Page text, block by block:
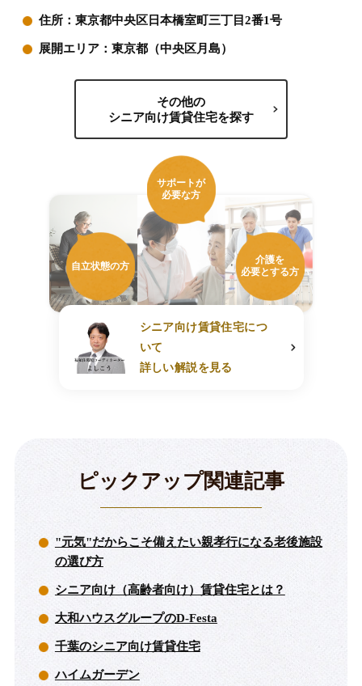
住所：東京都中央区日本橋室町三丁目2番1号
展開エリア：東京都（中央区月島）
その他の
シニア向け賃貸住宅を探す
自立状態の方
サポートが
必要な方
介護を
必要とする方
シニア向け賃貸住宅につ
いて
詳しい解説を見る
ピックアップ関連記事
"元気"だからこそ備えたい親孝行になる老後施設
の選び方
シニア向け（高齢者向け）賃貸住宅とは？
大和ハウスグループのD-Festa
千葉のシニア向け賃貸住宅
ハイムガーデン